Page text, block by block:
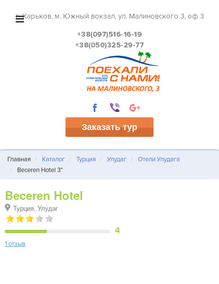
г. Харьков, м. Южный вокзал, ул. Малиновского 3, оф 3
+38(097)516-16-19
+38(050)325-29-77
Заказать тур
Главная Каталог Турция Улудаг
Отели Улудага
Beceren Hotel 3*
Beceren Hotel
Турция, Улудаг
4
1 отзыв